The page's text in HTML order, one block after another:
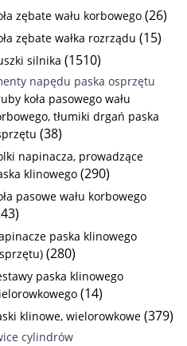
zębate wału korbowego (26)
zębate wałka rozrządu (15)
silnika (1510)
napędu paska osprzętu
koła pasowego wału
tłumiki drgań paska
(38)
napinacza, prowadzące
klinowego (290)
pasowe wału korbowego
paska klinowego
(280)
paska klinowego
(14)
klinowe, wielorowkowe (379)
cylindrów